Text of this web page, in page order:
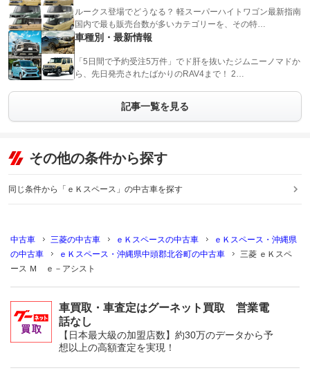
ルークス登場でどうなる？ 軽スーパーハイトワゴン最新指南
国内で最も販売台数が多いカテゴリーを、その特…
車種別・最新情報
「5日間で予約受注5万件」でド肝を抜いたジムニーノマドか
ら、先日発売されたばかりのRAV4まで！ 2…
記事一覧を見る
その他の条件から探す
同じ条件から「ｅＫスペース」の中古車を探す
中古車 三菱の中古車 ｅＫスペースの中古車
ｅＫスペース・沖縄県
の中古車
ｅＫスペース・沖縄県中頭郡北谷町の中古車
三菱 ｅＫスペ
ース Ｍ ｅ－アシスト
車買取・車査定はグーネット買取 営業電
話なし
【日本最大級の加盟店数】約30万のデータから予
想以上の高額査定を実現！